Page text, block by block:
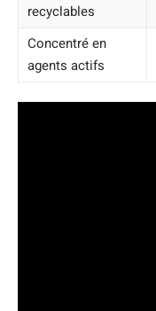
recyclables
Concentré en
agents actifs